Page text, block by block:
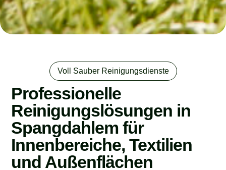
Voll Sauber Reinigungsdienste
Professionelle
Reinigungslösungen in
Spangdahlem für
Innenbereiche, Textilien
und Außenflächen